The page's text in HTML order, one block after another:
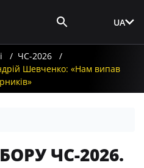
UA
ЧС-2026
Шевченко: «Нам випав
ЧС-2026.